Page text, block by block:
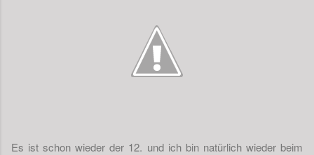
Es ist schon wieder der 12. und ich bin natürlich wieder beim